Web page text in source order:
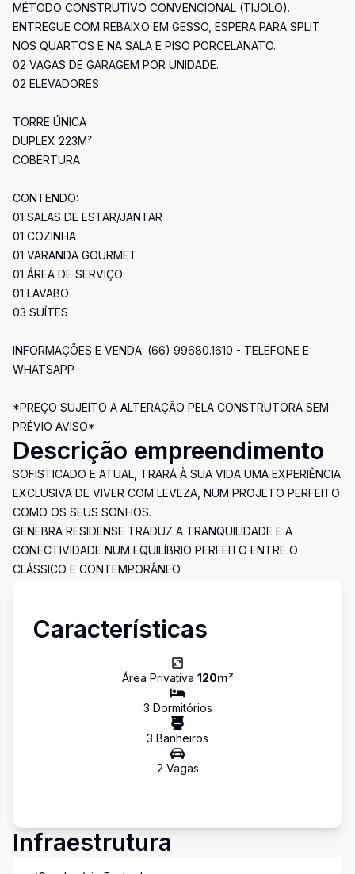
MÉTODO CONSTRUTIVO CONVENCIONAL (TIJOLO).
ENTREGUE COM REBAIXO EM GESSO, ESPERA PARA SPLIT
NOS QUARTOS E NA SALA E PISO PORCELANATO.
02 VAGAS DE GARAGEM POR UNIDADE.
02 ELEVADORES
TORRE ÚNICA
DUPLEX 223M²
COBERTURA
CONTENDO:
01 SALAS DE ESTAR/JANTAR
01 COZINHA
01 VARANDA GOURMET
01 ÁREA DE SERVIÇO
01 LAVABO
03 SUÍTES
INFORMAÇÕES E VENDA: (66) 99680.1610 - TELEFONE E
WHATSAPP
*PREÇO SUJEITO A ALTERAÇÃO PELA CONSTRUTORA SEM
PRÉVIO AVISO*
Descrição empreendimento
SOFISTICADO E ATUAL, TRARÁ À SUA VIDA UMA EXPERIÊNCIA
EXCLUSIVA DE VIVER COM LEVEZA, NUM PROJETO PERFEITO
COMO OS SEUS SONHOS.
GENEBRA RESIDENSE TRADUZ A TRANQUILIDADE E A
CONECTIVIDADE NUM EQUILÍBRIO PERFEITO ENTRE O
CLÁSSICO E CONTEMPORÂNEO.
Características
Área Privativa 120m²
3 Dormitórios
3 Banheiros
2 Vagas
Infraestrutura